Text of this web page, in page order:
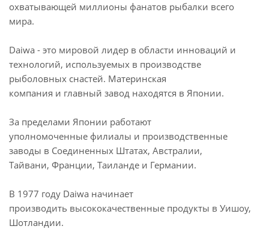
охватывающей миллионы фанатов рыбалки всего
мира.
Daiwa - это мировой лидер в области инноваций и
технологий, используемых в производстве
рыболовных снастей. Материнская
компания и главный завод находятся в Японии.
За пределами Японии работают
уполномоченные филиалы и производственные
заводы в Соединенных Штатах, Австралии,
Тайвани, Франции, Таиланде и Германии.
В 1977 году Daiwa начинает
производить высококачественные продукты в Уишоу,
Шотландии.